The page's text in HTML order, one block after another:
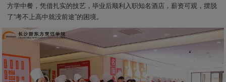
方学中餐，凭借扎实的技艺，毕业后顺利入职知名酒店，薪资可观，摆脱
了“考不上高中就没前途”的困境。